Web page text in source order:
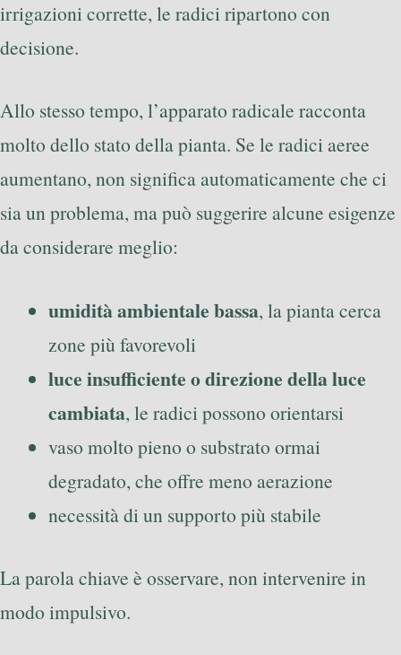
irrigazioni corrette, le radici ripartono con
decisione.
Allo stesso tempo, l’apparato radicale racconta
molto dello stato della pianta. Se le radici aeree
aumentano, non significa automaticamente che ci
sia un problema, ma può suggerire alcune esigenze
da considerare meglio:
umidità ambientale bassa, la pianta cerca
zone più favorevoli
luce insufficiente o direzione della luce
cambiata, le radici possono orientarsi
vaso molto pieno o substrato ormai
degradato, che offre meno aerazione
necessità di un supporto più stabile
La parola chiave è osservare, non intervenire in
modo impulsivo.